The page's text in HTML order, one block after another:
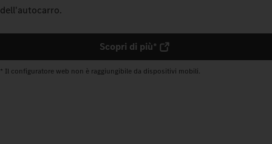
dell'autocarro.
Scopri di più*
* Il configuratore web non è raggiungibile da dispositivi mobili.